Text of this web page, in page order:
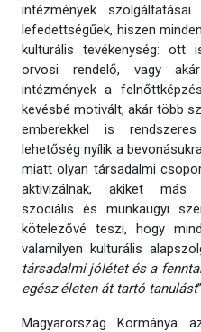
intézmények
lefedettségűek, hiszen
kulturális tevékenység: ott
orvosi rendelő, vagy
intézmények a
kevésbé motivált, akár több
emberekkel is
lehetőség nyílik a
miatt olyan társadalmi
aktivizálnak, akiket más
szociális és munkaügyi
kötelezővé teszi, hogy
valamilyen kulturális
társadalmi jólétet és a
egész életen át tartó tanulást
Magyarország Kormánya